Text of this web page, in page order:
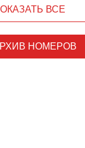
ВСЕ
НОМЕРОВ